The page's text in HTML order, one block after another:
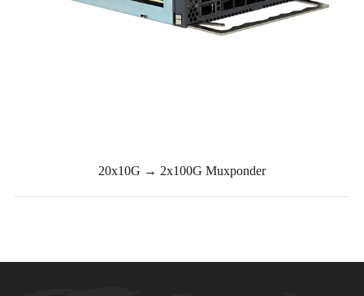
20x10G → 2x100G Muxponder